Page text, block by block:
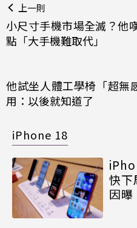
上一則
小尺寸手機市場全滅？他
點「大手機難取代」
他試坐人體工學椅「超無
用：以後就知道了
iPhone 18
快下
因曝